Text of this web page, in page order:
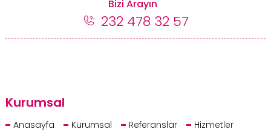
Kurumsal
Anasayfa Kurumsal Referanslar
Hizmetler
Bizi Arayın
232 478 32 57